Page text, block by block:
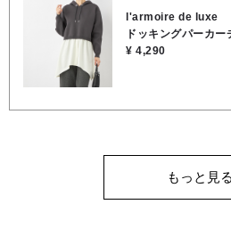
54cm/袖丈54cm ●お洗濯可能 ●本体／ポリエステル100％, ●別布部
分／ポリエステル65％, レーヨン32％,
l'armoire de luxe
ドッキングパーカー
¥ 4,290
もっと見る